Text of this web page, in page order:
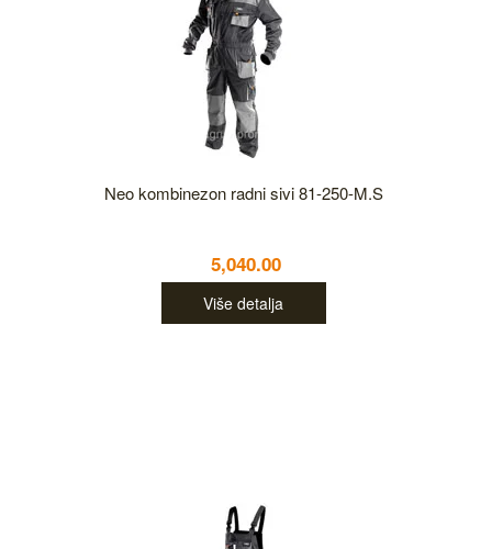
Neo kombinezon radni sivi 81-250-M.S
5,040.00
Više detalja